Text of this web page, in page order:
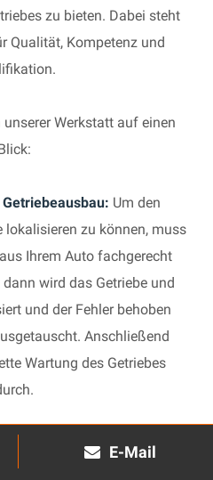
E-Mail
zu bieten. Dabei steht
Qualität, Kompetenz und
Werkstatt auf einen
Um den
lokalisieren zu können, muss
Ihrem Auto fachgerecht
wird das Getriebe und
und der Fehler behoben
Anschließend
Wartung des Getriebes
Die Reparatur eines komplexen
aufwendig und benötigt